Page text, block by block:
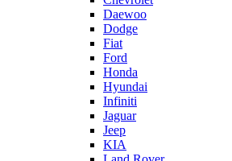
Daewoo
Dodge
Fiat
Ford
Honda
Hyundai
Infiniti
Jaguar
Jeep
KIA